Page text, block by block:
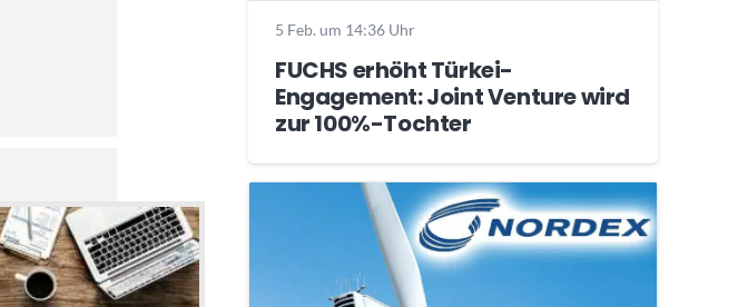
5 Feb. um 14:36 Uhr
FUCHS erhöht Türkei-
Engagement: Joint Venture wird
zur 100%-Tochter